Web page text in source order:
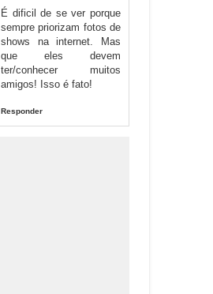
É dificil de se ver porque
sempre priorizam fotos de
shows na internet. Mas
que eles devem
ter/conhecer muitos
amigos! Isso é fato!
Responder